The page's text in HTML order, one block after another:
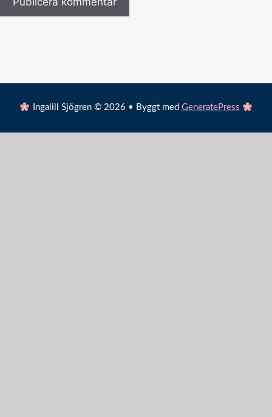
Ingalill Sjögren © 2026 • Byggt med GeneratePress